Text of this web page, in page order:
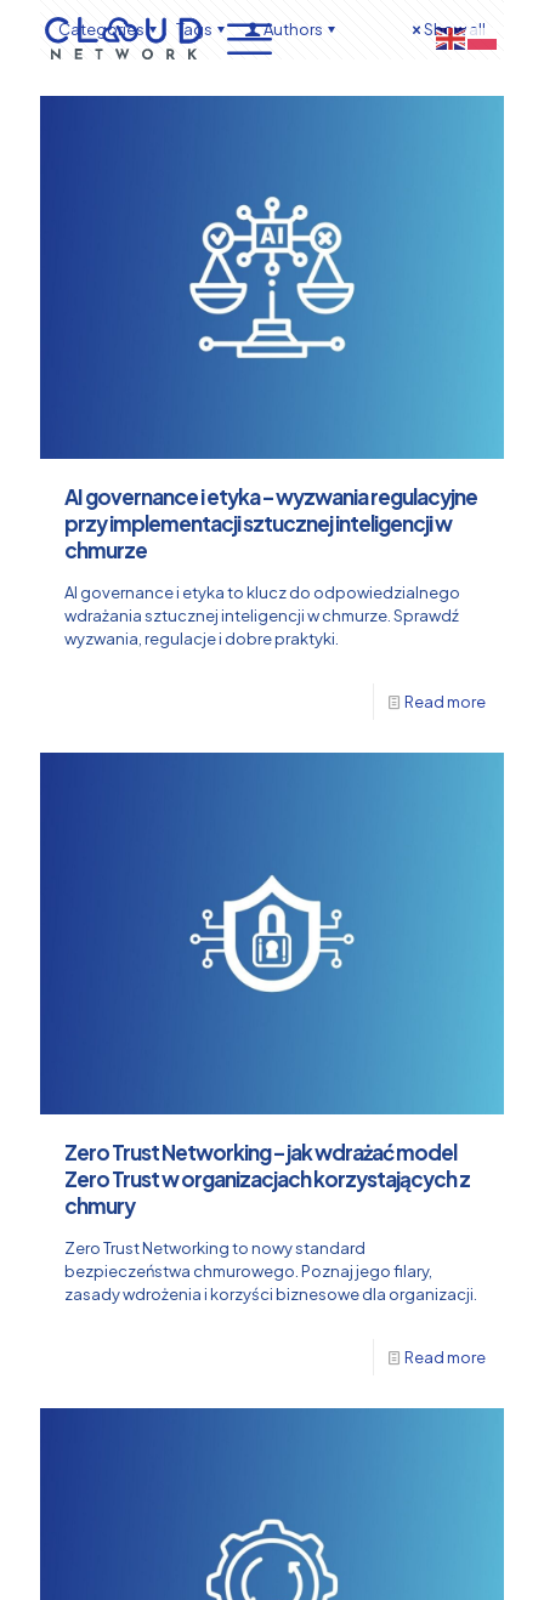
Categories Tags Authors Show all
AI governance i etyka – wyzwania regulacyjne
przy implementacji sztucznej inteligencji w
chmurze
AI governance i etyka to klucz do odpowiedzialnego
wdrażania sztucznej inteligencji w chmurze. Sprawdź
wyzwania, regulacje i dobre praktyki.
Read more
Zero Trust Networking – jak wdrażać model
Zero Trust w organizacjach korzystających z
chmury
Zero Trust Networking to nowy standard
bezpieczeństwa chmurowego. Poznaj jego filary,
zasady wdrożenia i korzyści biznesowe dla organizacji.
Read more